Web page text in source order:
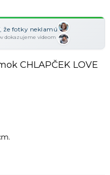
že fotky neklamú
dokazujeme videom
CHLAPČEK LOVE